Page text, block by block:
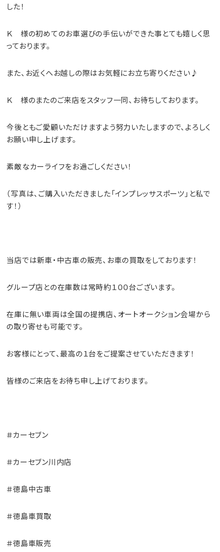
した！
Ｋ 様の初めてのお車選びの手伝いができた事とても嬉しく思
っております。
また、お近くへお越しの際はお気軽にお立ち寄りください♪
Ｋ 様のまたのご来店をスタッフ一同、お待ちしております。
今後ともご愛顧いただけますよう努力いたしますので、よろしく
お願い申し上げます。
素敵なカーライフをお過ごしください！
（写真は、ご購入いただきました「インプレッサスポーツ」と私で
す！）
当店では新車・中古車の販売、お車の買取をしております！
グループ店との在庫数は常時約１００台ございます。
在庫に無い車両は全国の提携店、オートオークション会場から
の取り寄せも可能です。
お客様にとって、最高の１台をご提案させていただきます！
皆様のご来店をお待ち申し上げております。
＃カーセブン
＃カーセブン川内店
＃徳島中古車
＃徳島車買取
＃徳島車販売